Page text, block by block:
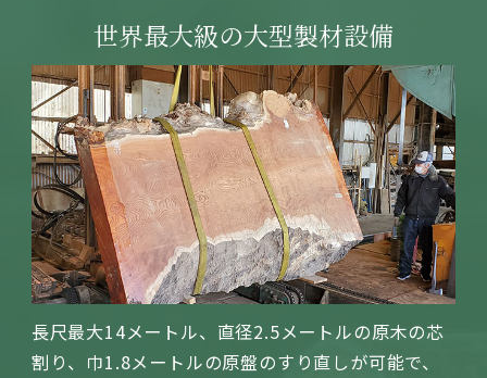
世界最大級の大型製材設備
長尺最大14メートル、直径2.5メートルの原木の芯
割り​、巾1.8メートルの原盤のすり直しが可能で、